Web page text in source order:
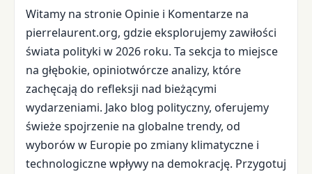
Witamy na stronie Opinie i Komentarze na
pierrelaurent.org, gdzie eksplorujemy zawiłości
świata polityki w 2026 roku. Ta sekcja to miejsce
na głębokie, opiniotwórcze analizy, które
zachęcają do refleksji nad bieżącymi
wydarzeniami. Jako blog polityczny, oferujemy
świeże spojrzenie na globalne trendy, od
wyborów w Europie po zmiany klimatyczne i
technologiczne wpływy na demokrację. Przygotuj